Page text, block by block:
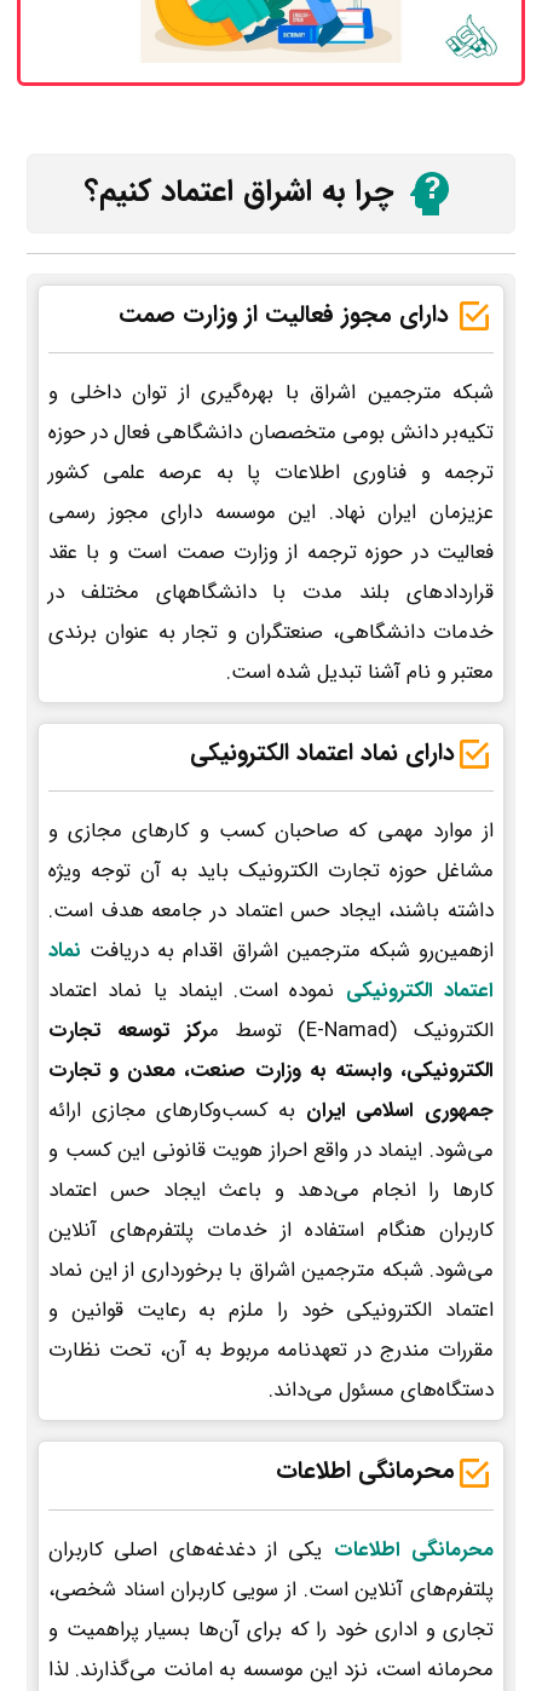
چرا به اشراق اعتماد کنیم؟
دارای مجوز فعالیت از وزارت صمت
شبکه مترجمین اشراق با بهره‌گیری از توان داخلی و
تکیه‌بر دانش بومی متخصصان دانشگاهی فعال در حوزه
ترجمه و فناوری اطلاعات پا به عرصه علمی کشور
عزیزمان ایران نهاد. این موسسه دارای مجوز رسمی
فعالیت در حوزه ترجمه از وزارت صمت است و با عقد
قراردادهای بلند مدت با دانشگاههای مختلف در
خدمات دانشگاهی، صنعتگران و تجار به عنوان برندی
معتبر و نام آشنا تبدیل شده است.
دارای نماد اعتماد الکترونیکی
از موارد مهمی که صاحبان کسب و کارهای مجازی و
مشاغل حوزه تجارت الکترونیک باید به آن توجه ویژه
داشته باشند، ایجاد حس اعتماد در جامعه هدف است.
ازهمین‌رو شبکه مترجمین اشراق اقدام به دریافت نماد
اعتماد الکترونیکی نموده است. اینماد یا نماد اعتماد
الکترونیک (E-Namad) توسط م
رکز توسعه تجارت
الکترونیکی، وابسته به وزارت صنعت، معدن و تجارت
جمهوری اسلامی ایران به کسب‌وکارهای مجازی ارائه
می‌شود. اینماد در واقع احراز هویت قانونی این کسب و
کارها را انجام می‌دهد و باعث ایجاد حس اعتماد
کاربران هنگام استفاده از خدمات پلتفرم‌های آنلاین
می‌شود. شبکه مترجمین اشراق با برخورداری از این نماد
اعتماد الکترونیکی خود را ملزم به رعایت قوانین و
مقررات مندرج در تعهدنامه مربوط به آن، تحت نظارت
دستگاه‌های مسئول می‌داند.
محرمانگی اطلاعات
محرمانگی اطلاعات یکی از دغدغه‌های اصلی کاربران
پلتفرم‌های آنلاین است. از سویی کاربران اسناد شخصی،
تجاری و اداری خود را که برای آن‌ها بسیار پراهمیت و
محرمانه است، نزد این موسسه به امانت می‌گذارند. لذا